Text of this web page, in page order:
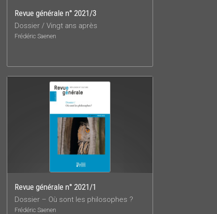
Revue générale n° 2021/3
Dossier / Vingt ans après
Frédéric Saenen
Revue générale n° 2021/1
Dossier – Où sont les philosophes ?
Frédéric Saenen